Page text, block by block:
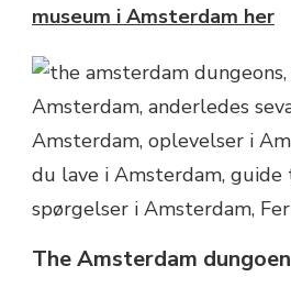
museum i Amsterdam her
The Amsterdam dungoen